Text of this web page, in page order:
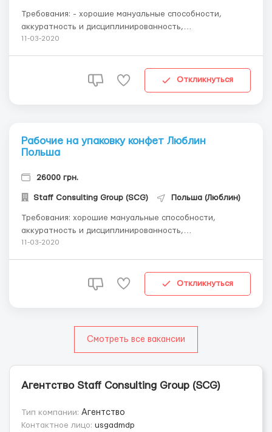
Требования: - хорошие мануальные способности,
аккуратность и дисциплинированность,
внимательность - аналогичный опыт работы —
продуктов питания и товара на склад...
11-03-2020
Откликнуться
Рабочие на упаковку конфет Люблин
Польша
26000 грн.
Staff Consulting Group (SCG) Польша (Люблин)
Требования: хорошие мануальные способности,
аккуратность и дисциплинированность,
внимательность • аналогичный опыт работы —
наборов (шоколад, киндеры, батончики) Условия работ...
11-03-2020
Откликнуться
Смотреть все вакансии
Агентство Staff Consulting Group (SCG)
Тип компании: Агентство
Контактное лицо: usgadmdp